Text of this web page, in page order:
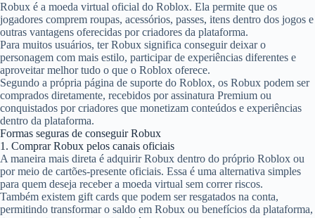
Robux é a moeda virtual oficial do Roblox. Ela permite que os
jogadores comprem roupas, acessórios, passes, itens dentro dos jogos e
outras vantagens oferecidas por criadores da plataforma.
Para muitos usuários, ter Robux significa conseguir deixar o
personagem com mais estilo, participar de experiências diferentes e
aproveitar melhor tudo o que o Roblox oferece.
Segundo a própria página de suporte do Roblox, os Robux podem ser
comprados diretamente, recebidos por assinatura Premium ou
conquistados por criadores que monetizam conteúdos e experiências
dentro da plataforma.
Formas seguras de conseguir Robux
1. Comprar Robux pelos canais oficiais
A maneira mais direta é adquirir Robux dentro do próprio Roblox ou
por meio de cartões-presente oficiais. Essa é uma alternativa simples
para quem deseja receber a moeda virtual sem correr riscos.
Também existem gift cards que podem ser resgatados na conta,
permitindo transformar o saldo em Robux ou benefícios da plataforma,